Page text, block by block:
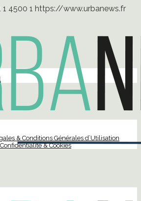
1 4500 1 https://www.urbanews.fr
& Conditions Générales d’Utilisation
& Cookies